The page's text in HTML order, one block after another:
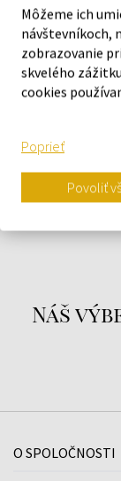
Ciferník s
Materiál skla -
Odolné voči vode
Dátum
Stopky
LED osvetlenie
Multibudík
Náš
O SPOLOČNOSTI
Môžeme ich
návštevníkoch,
zobrazovanie
skvelého
cookies
Poprieť
Povoliť